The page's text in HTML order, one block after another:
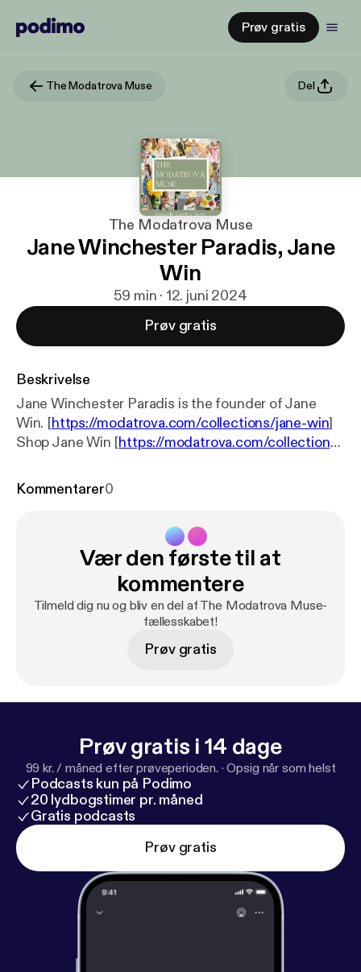
Prøv gratis
The Modatrova Muse Del
The Modatrova Muse
Jane Winchester Paradis, Jane
Win
59 min · 12. juni 2024
Prøv gratis
Beskrivelse
Jane Winchester Paradis is the founder of Jane
Win. [https://modatrova.com/collections/jane-win]
Shop Jane Win [https://modatrova.com/collections/
m.com/modatrova/
Kommentarer0
Vær den første til at
kommentere
Tilmeld dig nu og bliv en del af The Modatrova Muse-
fællesskabet!
Prøv gratis
Prøv gratis i 14 dage
99 kr. / måned efter prøveperioden. ·Opsig når som helst
Podcasts kun på Podimo
20 lydbogstimer pr. måned
Gratis podcasts
Prøv gratis